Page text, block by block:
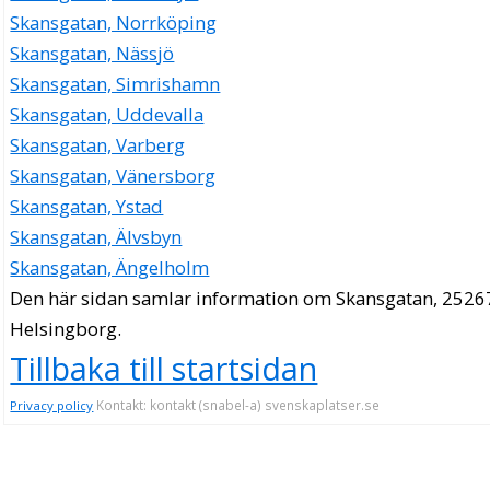
Skansgatan 2, 25267 Helsingborg
Skansgatan, Norrköping
Skansgatan, Nässjö
Skansgatan, Simrishamn
Skansgatan, Uddevalla
Skansgatan, Varberg
Skansgatan, Vänersborg
Skansgatan, Ystad
Skansgatan, Älvsbyn
Skansgatan, Ängelholm
Den här sidan samlar information om Skansgatan,
Helsingborg.
Tillbaka till startsidan
Privacy policy Kontakt: kontakt (snabel-a) svenskaplatser.se